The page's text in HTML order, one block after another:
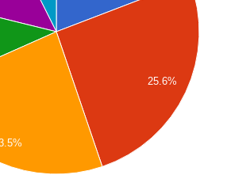
25.6%